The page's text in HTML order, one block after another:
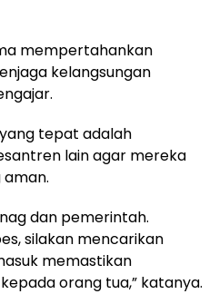
mempertahankan
kelangsungan
yang tepat adalah
lain agar mereka
dan pemerintah.
silakan mencarikan
memastikan
orang tua,” katanya.